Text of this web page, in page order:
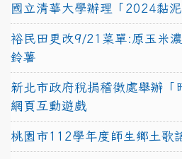
國立清華大學辦理「2024黏泥
裕民田更改9/21菜單:原玉米
鈴薯
新北市政府稅捐稽徵處舉辦「
網頁互動遊戲
桃園市112學年度師生鄉土歌